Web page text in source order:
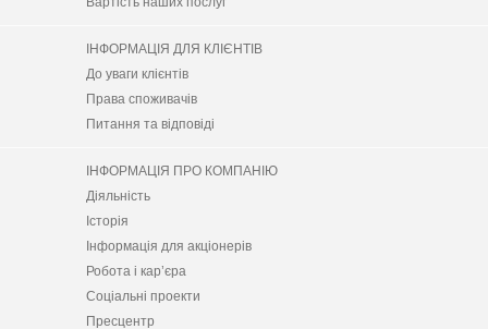
ІНФОРМАЦІЯ ДЛЯ КЛІЄНТІВ
До уваги клієнтів
Права споживачів
Питання та відповіді
ІНФОРМАЦІЯ ПРО КОМПАНІЮ
Діяльність
Історія
Інформація для акціонерів
Робота і кар’єра
Соціальні проекти
Пресцентр